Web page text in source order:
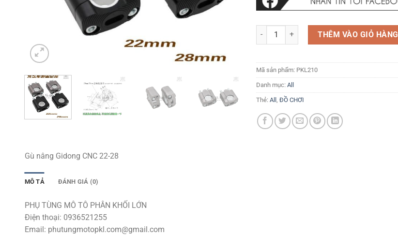
Gù nâng ghi đông tay lái CNC 22-28 số lượng
THÊM VÀO GIỎ HÀNG
Mã sản phẩm: PKL210
Danh mục:All
Thẻ:All ,ĐỒ CHƠI
Gù nâng Gidong CNC 22-28
MÔ TẢ ĐÁNH GIÁ (0)
PHỤ TÙNG MÔ TÔ PHÂN KHỐI LỚN
Điện thoại: 0936521255
Email: phutungmotopkl.com@gmail.com